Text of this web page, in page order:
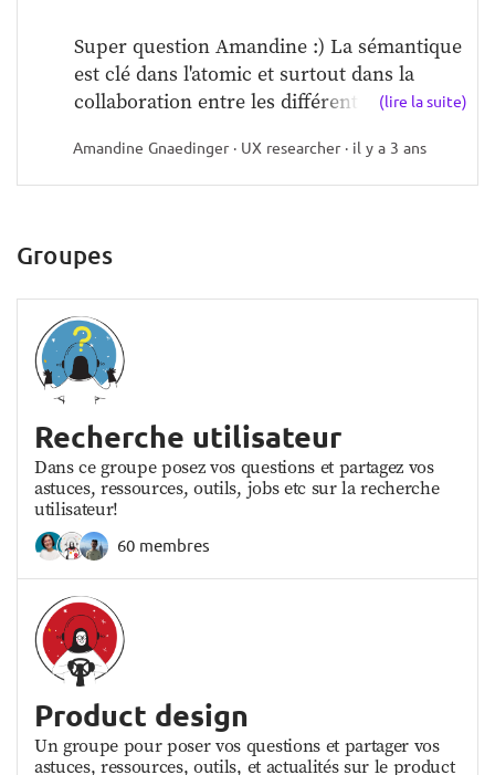
Super question Amandine :) La sémantique
est clé dans l'atomic et surtout dans la
collaboration entre les différentes...(lire la suite)
Amandine Gnaedinger · UX researcher · il y a 3 ans
Groupes
Recherche utilisateur
Dans ce groupe posez vos questions et partagez vos
astuces, ressources, outils, jobs etc sur la recherche
utilisateur!
60 membres
Product design
Un groupe pour poser vos questions et partager vos
astuces, ressources, outils, et actualités sur le product